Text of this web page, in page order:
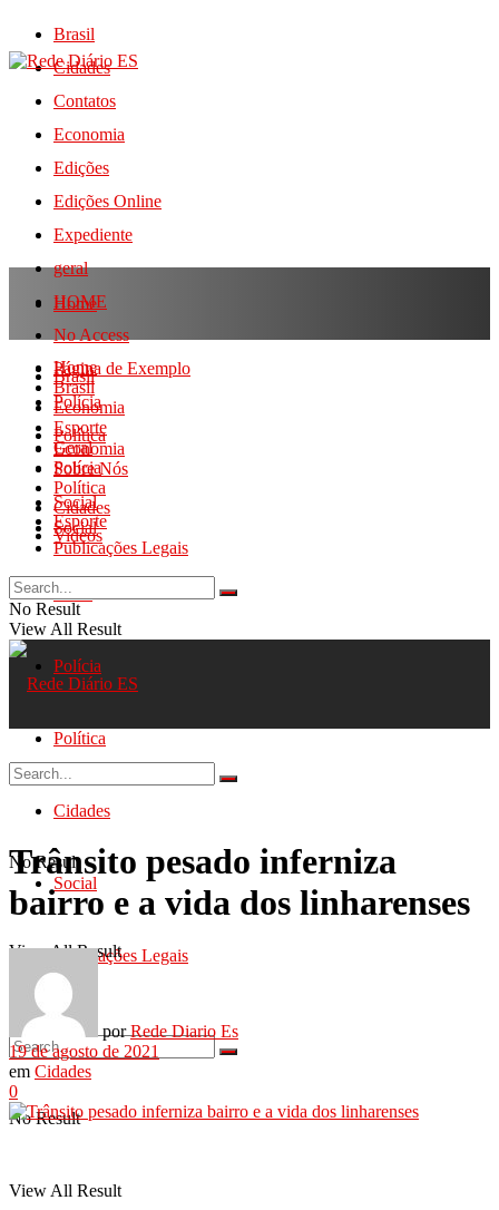
Brasil
Cidades
Contatos
Economia
Edições
Edições Online
Expediente
geral
HOME
No Access
Página de Exemplo
Polícia
Política
Sobre Nós
Social
Videos
Home
Brasil
Economia
Esporte
Geral
Polícia
Política
Cidades
Social
Publicações Legais
No Result
View All Result
Home
Brasil
Economia
Esporte
Geral
Polícia
Política
Cidades
Social
Publicações Legais
No Result
View All Result
No Result
View All Result
Trânsito pesado inferniza
bairro e a vida dos linharenses
por Rede Diario Es
19 de agosto de 2021
em Cidades
0